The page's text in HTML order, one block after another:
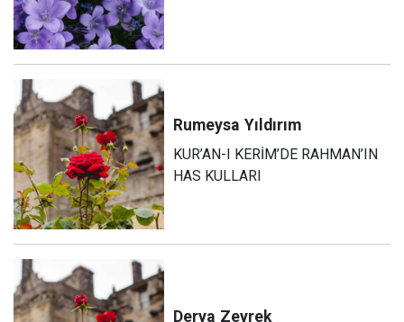
Rumeysa Yıldırım
KUR’AN-I KERİM’DE RAHMAN’IN
HAS KULLARI
Derya Zeyrek